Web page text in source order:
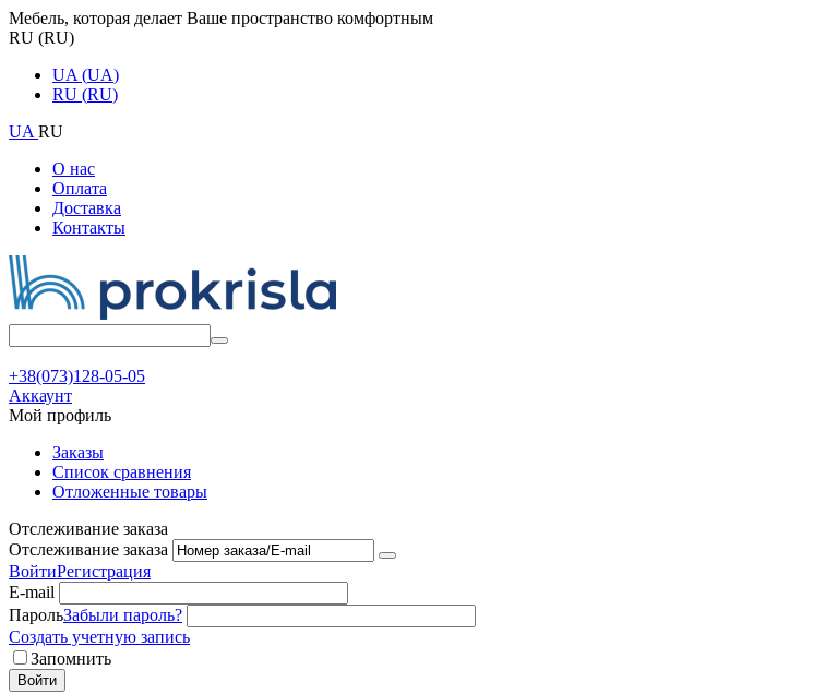
Мебель, которая делает Ваше пространство комфортным
RU (RU)
UA (UA)
RU (RU)
UA RU
О нас
Оплата
Доставка
Контакты
+38(073)128-05-05
Аккаунт
Мой профиль
Заказы
Список сравнения
Отложенные товары
Отслеживание заказа
Отслеживание заказа
ВойтиРегистрация
E-mail
ПарольЗабыли пароль?
Создать учетную запись
Запомнить
Войти